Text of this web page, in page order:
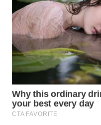
Fachada do famoso
Sua localização,
estrategicamente
antigo porto e da
transitavam
de gente.